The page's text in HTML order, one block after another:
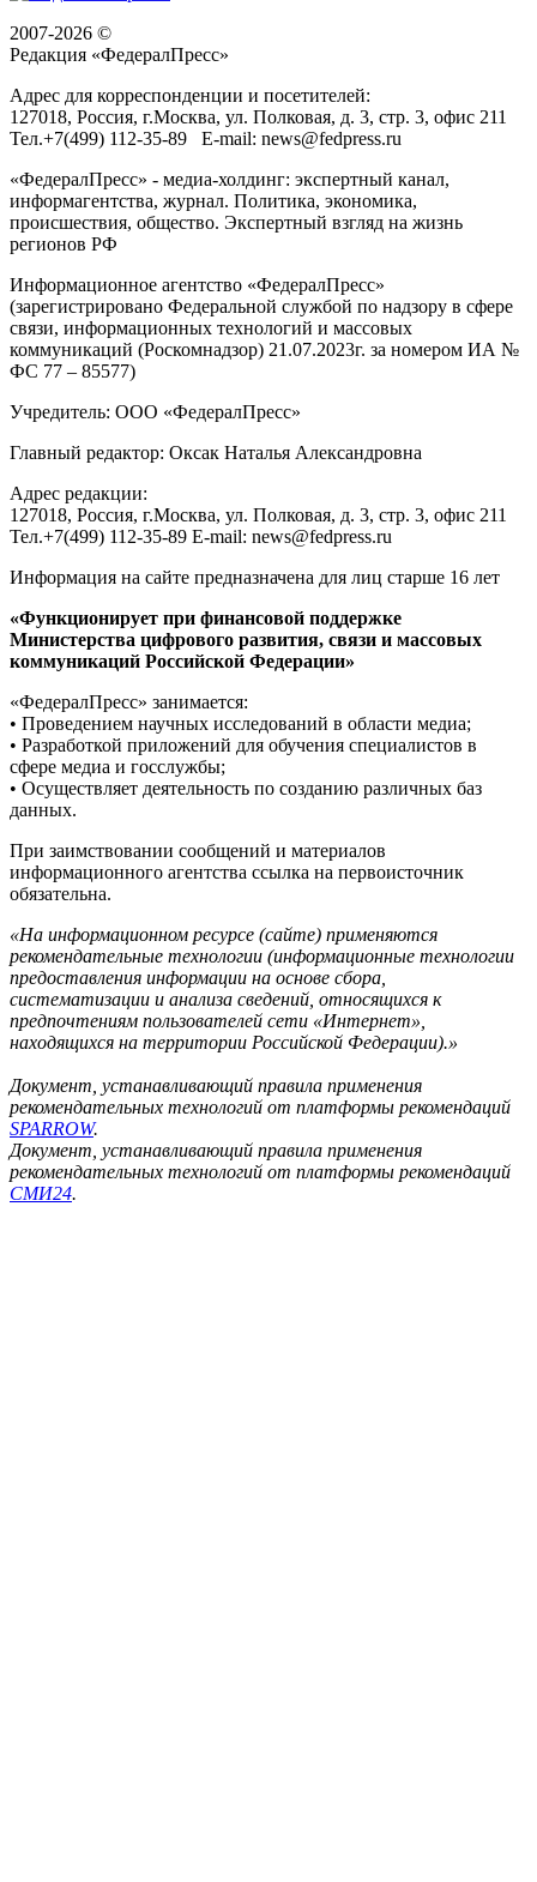
2007-2026 ©
Редакция «ФедералПресс»
Адрес для корреспонденции и посетителей:
127018, Россия, г.Москва, ул. Полковая, д. 3, стр. 3, офис 211
Тел.+7(499) 112-35-89 E-mail: news@fedpress.ru
«ФедералПресс» - медиа-холдинг: экспертный канал,
информагентства, журнал. Политика, экономика,
происшествия, общество. Экспертный взгляд на жизнь
регионов РФ
Информационное агентство «ФедералПресс»
(зарегистрировано Федеральной службой по надзору в сфере
связи, информационных технологий и массовых
коммуникаций (Роскомнадзор) 21.07.2023г. за номером ИА №
ФС 77 – 85577)
Учредитель: ООО «ФедералПресс»
Главный редактор: Оксак Наталья Александровна
Адрес редакции:
127018, Россия, г.Москва, ул. Полковая, д. 3, стр. 3, офис 211
Тел.+7(499) 112-35-89 E-mail: news@fedpress.ru
Информация на сайте предназначена для лиц старше 16 лет
«Функционирует при финансовой поддержке
Министерства цифрового развития, связи и массовых
коммуникаций Российской Федерации»
«ФедералПресс» занимается:
• Проведением научных исследований в области медиа;
• Разработкой приложений для обучения специалистов в
сфере медиа и госслужбы;
• Осуществляет деятельность по созданию различных баз
данных.
При заимствовании сообщений и материалов
информационного агентства ссылка на первоисточник
обязательна.
«На информационном ресурсе (сайте) применяются
рекомендательные технологии (информационные технологии
предоставления информации на основе сбора,
систематизации и анализа сведений, относящихся к
предпочтениям пользователей сети «Интернет»,
находящихся на территории Российской Федерации).»
Документ, устанавливающий правила применения
рекомендательных технологий от платформы рекомендаций
SPARROW.
Документ, устанавливающий правила применения
рекомендательных технологий от платформы рекомендаций
СМИ24.